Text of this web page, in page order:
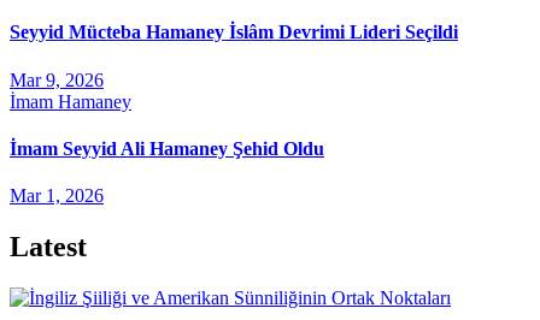
Seyyid Mücteba Hamaney İslâm Devrimi Lideri Seçildi
Mar 9, 2026
İmam Hamaney
İmam Seyyid Ali Hamaney Şehid Oldu
Mar 1, 2026
Latest